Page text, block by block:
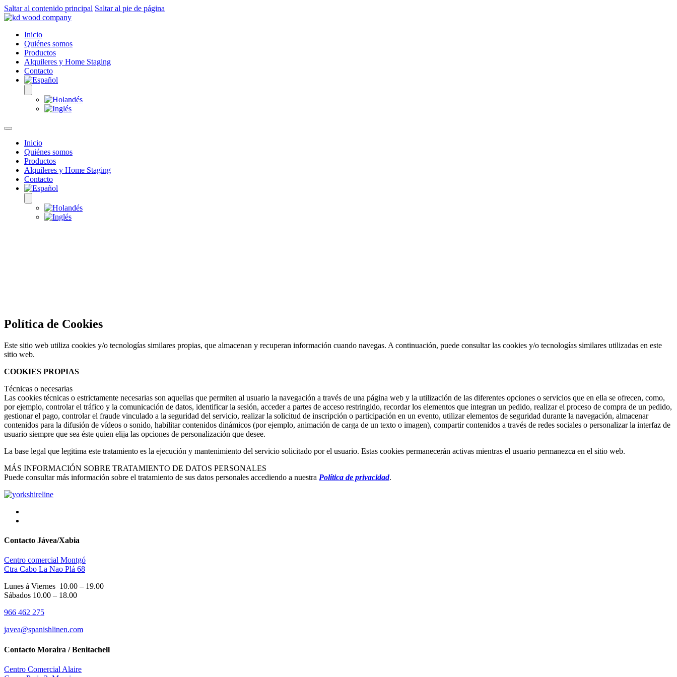
Saltar al contenido principal Saltar al pie de página
Inicio
Quiénes somos
Productos
Alquileres y Home Staging
Contacto
Inicio
Quiénes somos
Productos
Alquileres y Home Staging
Contacto
Política de Cookies
Este sitio web utiliza cookies y/o tecnologías similares propias, que almacenan y recuperan información cuando navegas. A continuación, puede consultar las cookies y/o tecnologías similares utilizadas en este
sitio web.
COOKIES PROPIAS
Técnicas o necesarias
Las cookies técnicas o estrictamente necesarias son aquellas que permiten al usuario la navegación a través de una página web y la utilización de las diferentes opciones o servicios que en ella se ofrecen, como,
por ejemplo, controlar el tráfico y la comunicación de datos, identificar la sesión, acceder a partes de acceso restringido, recordar los elementos que integran un pedido, realizar el proceso de compra de un pedido,
gestionar el pago, controlar el fraude vinculado a la seguridad del servicio, realizar la solicitud de inscripción o participación en un evento, utilizar elementos de seguridad durante la navegación, almacenar
contenidos para la difusión de vídeos o sonido, habilitar contenidos dinámicos (por ejemplo, animación de carga de un texto o imagen), compartir contenidos a través de redes sociales o personalizar la interfaz de
usuario siempre que sea éste quien elija las opciones de personalización que desee.
La base legal que legitima este tratamiento es la ejecución y mantenimiento del servicio solicitado por el usuario. Estas cookies permanecerán activas mientras el usuario permanezca en el sitio web.
MÁS INFORMACIÓN SOBRE TRATAMIENTO DE DATOS PERSONALES
Puede consultar más información sobre el tratamiento de sus datos personales accediendo a nuestra Política de privacidad.
Contacto Jávea/Xabia
Centro comercial Montgó
Ctra Cabo La Nao Plá 68
Lunes á Viernes 10.00 – 19.00
​Sábados 10.00 – 18.00
966 462 275
javea@spanishlinen.com
Contacto Moraira / Benitachell
Centro Comercial Alaire